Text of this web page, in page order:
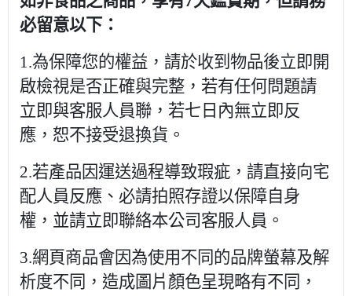
必留意以下：
1.為保障您的權益，請於收到物品後立即開
啟檢視是否正確與完整，若有任何問題請
立即與客服人員聯，若七日內無立即反
應，恕不接受退換貨。
2.若產品因運送過程導致瑕疵，請直接向宅
配人員反應、必請拍照存證以保障自身
權，並請立即聯絡本公司客服人員。
3.網頁商品會因為使用不同的品牌螢幕及解
析度不同，造成圖片顏色呈現略有不同，